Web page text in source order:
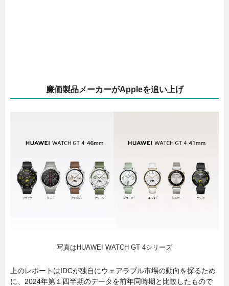
廉価製品メーカーがAppleを追い上げ
写真はHUAWEI WATCH GT 4シリーズ
上のレポートはIDCが独自にウェアラブル市場の動向を探るため
に、2024年第１四半期のデータを前年同時期と比較したもので